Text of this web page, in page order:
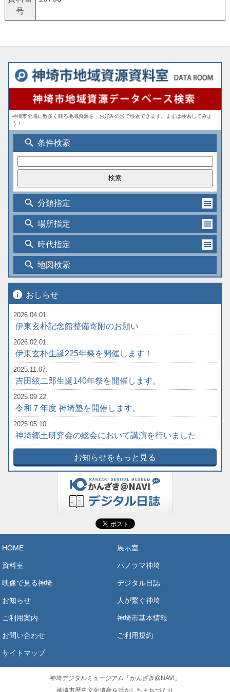
号
神埼市全域に数多く残る地域資源を、お好みの形で検索できます。まずは検索してみよ
う！
search 条件検索
search 分類指定
search 場所指定
search 時代指定
search 地図検索
info おしらせ
2026.04.01.
伊東玄朴記念館整備寄附のお願い
2026.02.01.
伊東玄朴生誕225年祭を開催します！
2025.11.07.
吉田絃二郎生誕140年祭を開催します。
2025.09.22.
令和７年度 神埼塾を開催します。
2025.05.10.
神埼郷土研究会の総会において講演を行いました
お知らせをもっと見る
HOME 展示室
資料室 パノラマ神埼
映像で見る神埼 デジタル日誌
お知らせ 人が繋ぐ神埼
ご利用案内 神埼市基本情報
お問い合わせ ご利用規約
サイトマップ
神埼デジタルミュージアム「かんざき@NAVI」
神埼市歴史文化遺産を活かしたまちづくり